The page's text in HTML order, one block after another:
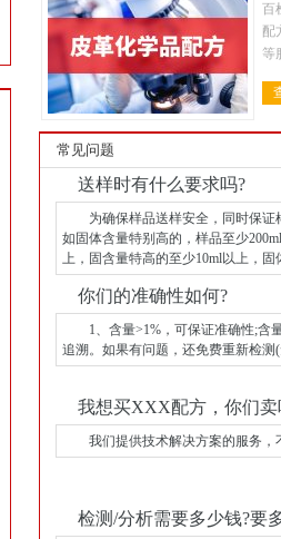
百
配
等
常见问题
送样时有什么要求吗?
为确保样品送样安全，同时保证
如固体含量特别高的，样品至少
上，固含量特高的至少10ml以上，固
你们的准确性如何?
1、含量>1%，可保证准确性;含
追溯。如果有问题，还免费重新检
我想买XXX配方，你们卖
我们提供技术解决方案的服务，
检测/分析需要多少钱?要